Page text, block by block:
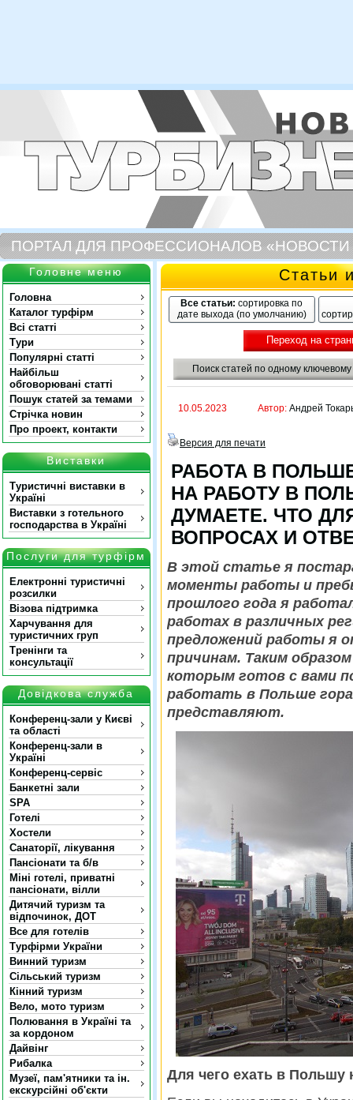
ПОРТАЛ ДЛЯ ПРОФЕССИОНАЛОВ «НОВОСТИ
Головне меню
Головна
Каталог турфірм
Всі статті
Тури
Популярні статті
Найбільш
обговорювані статті
Пошук статей за темами
Стрічка новин
Про проект, контакти
Виставки
Туристичні виставки в
Україні
Виставки з готельного
господарства в Україні
Послуги для турфірм
Електронні туристичні
розсилки
Візова підтримка
Харчування для
туристичних груп
Тренінги та
консультації
Довідкова служба
Конференц-зали у Києві
та області
Конференц-зали в
Україні
Конференц-сервіс
Банкетні зали
SPA
Готелі
Хостели
Санаторії, лікування
Пансіонати та б/в
Міні готелі, приватні
пансіонати, вілли
Дитячий туризм та
відпочинок, ДОТ
Все для готелів
Турфірми України
Винний туризм
Сільський туризм
Кінний туризм
Вело, мото туризм
Полювання в Україні та
за кордоном
Дайвінг
Рибалка
Музеї, пам'ятники та ін.
екскурсійні об'єкти
Статьи
Все статьи: сортировка по
дате выхода (по умолчанию)
Переход на
Поиск статей по одному ключевому
10.05.2023 Автор: Андрей
Версия для печати
РАБОТА В
НА РАБОТУ В
ДУМАЕТЕ. ЧТО
ВОПРОСАХ И
В этой статье я
моменты работы и
прошлого года я
работах в различных
предложений работы я
причинам. Таким
которым готов с вами
работать в Польше
представляют.
Для чего ехать в Польшу